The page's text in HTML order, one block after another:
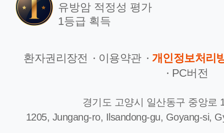
유방암 적정성 평가
1등급 획득
환자권리장전 이용약관
개인정보처리
PC버전
경기도 고양시 일산동구 중앙로
1205, Jungang-ro, Ilsandong-gu, Goyang-si,